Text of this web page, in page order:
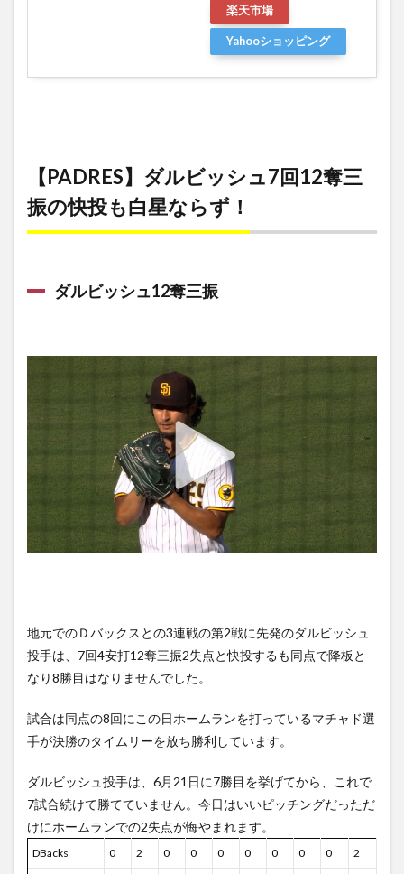
楽天市場
Yahooショッピング
【PADRES】ダルビッシュ7回12奪三
振の快投も白星ならず！
ダルビッシュ12奪三振
地元でのＤバックスとの3連戦の第2戦に先発のダルビッシュ
投手は、7回4安打12奪三振2失点と快投するも同点で降板と
なり8勝目はなりませんでした。
試合は同点の8回にこの日ホームランを打っているマチャド選
手が決勝のタイムリーを放ち勝利しています。
ダルビッシュ投手は、6月21日に7勝目を挙げてから、これで
7試合続けて勝てていません。今日はいいピッチングだっただ
けにホームランでの2失点が悔やまれます。
DBacks 0 2 0 0 0 0 0 0 0 2